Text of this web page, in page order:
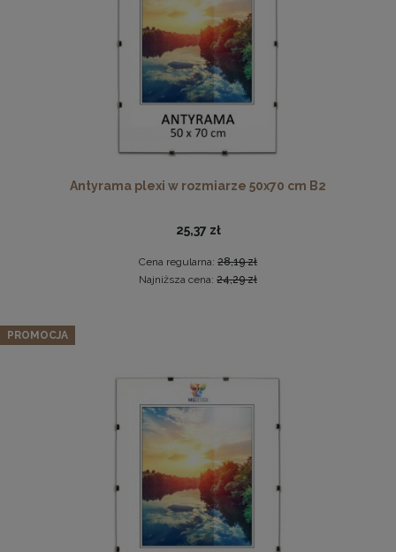
Drewniana, frezowana ramka na zdjęcia, plakaty, obrazy w
28,99 zł
DO KOSZYKA
DO KOSZYKA
Antyrama plexi w rozmiarze 50x70 cm B2
25,37 zł
Cena regularna: 28,19 zł
Najniższa cena: 24,29 zł
PROMOCJA